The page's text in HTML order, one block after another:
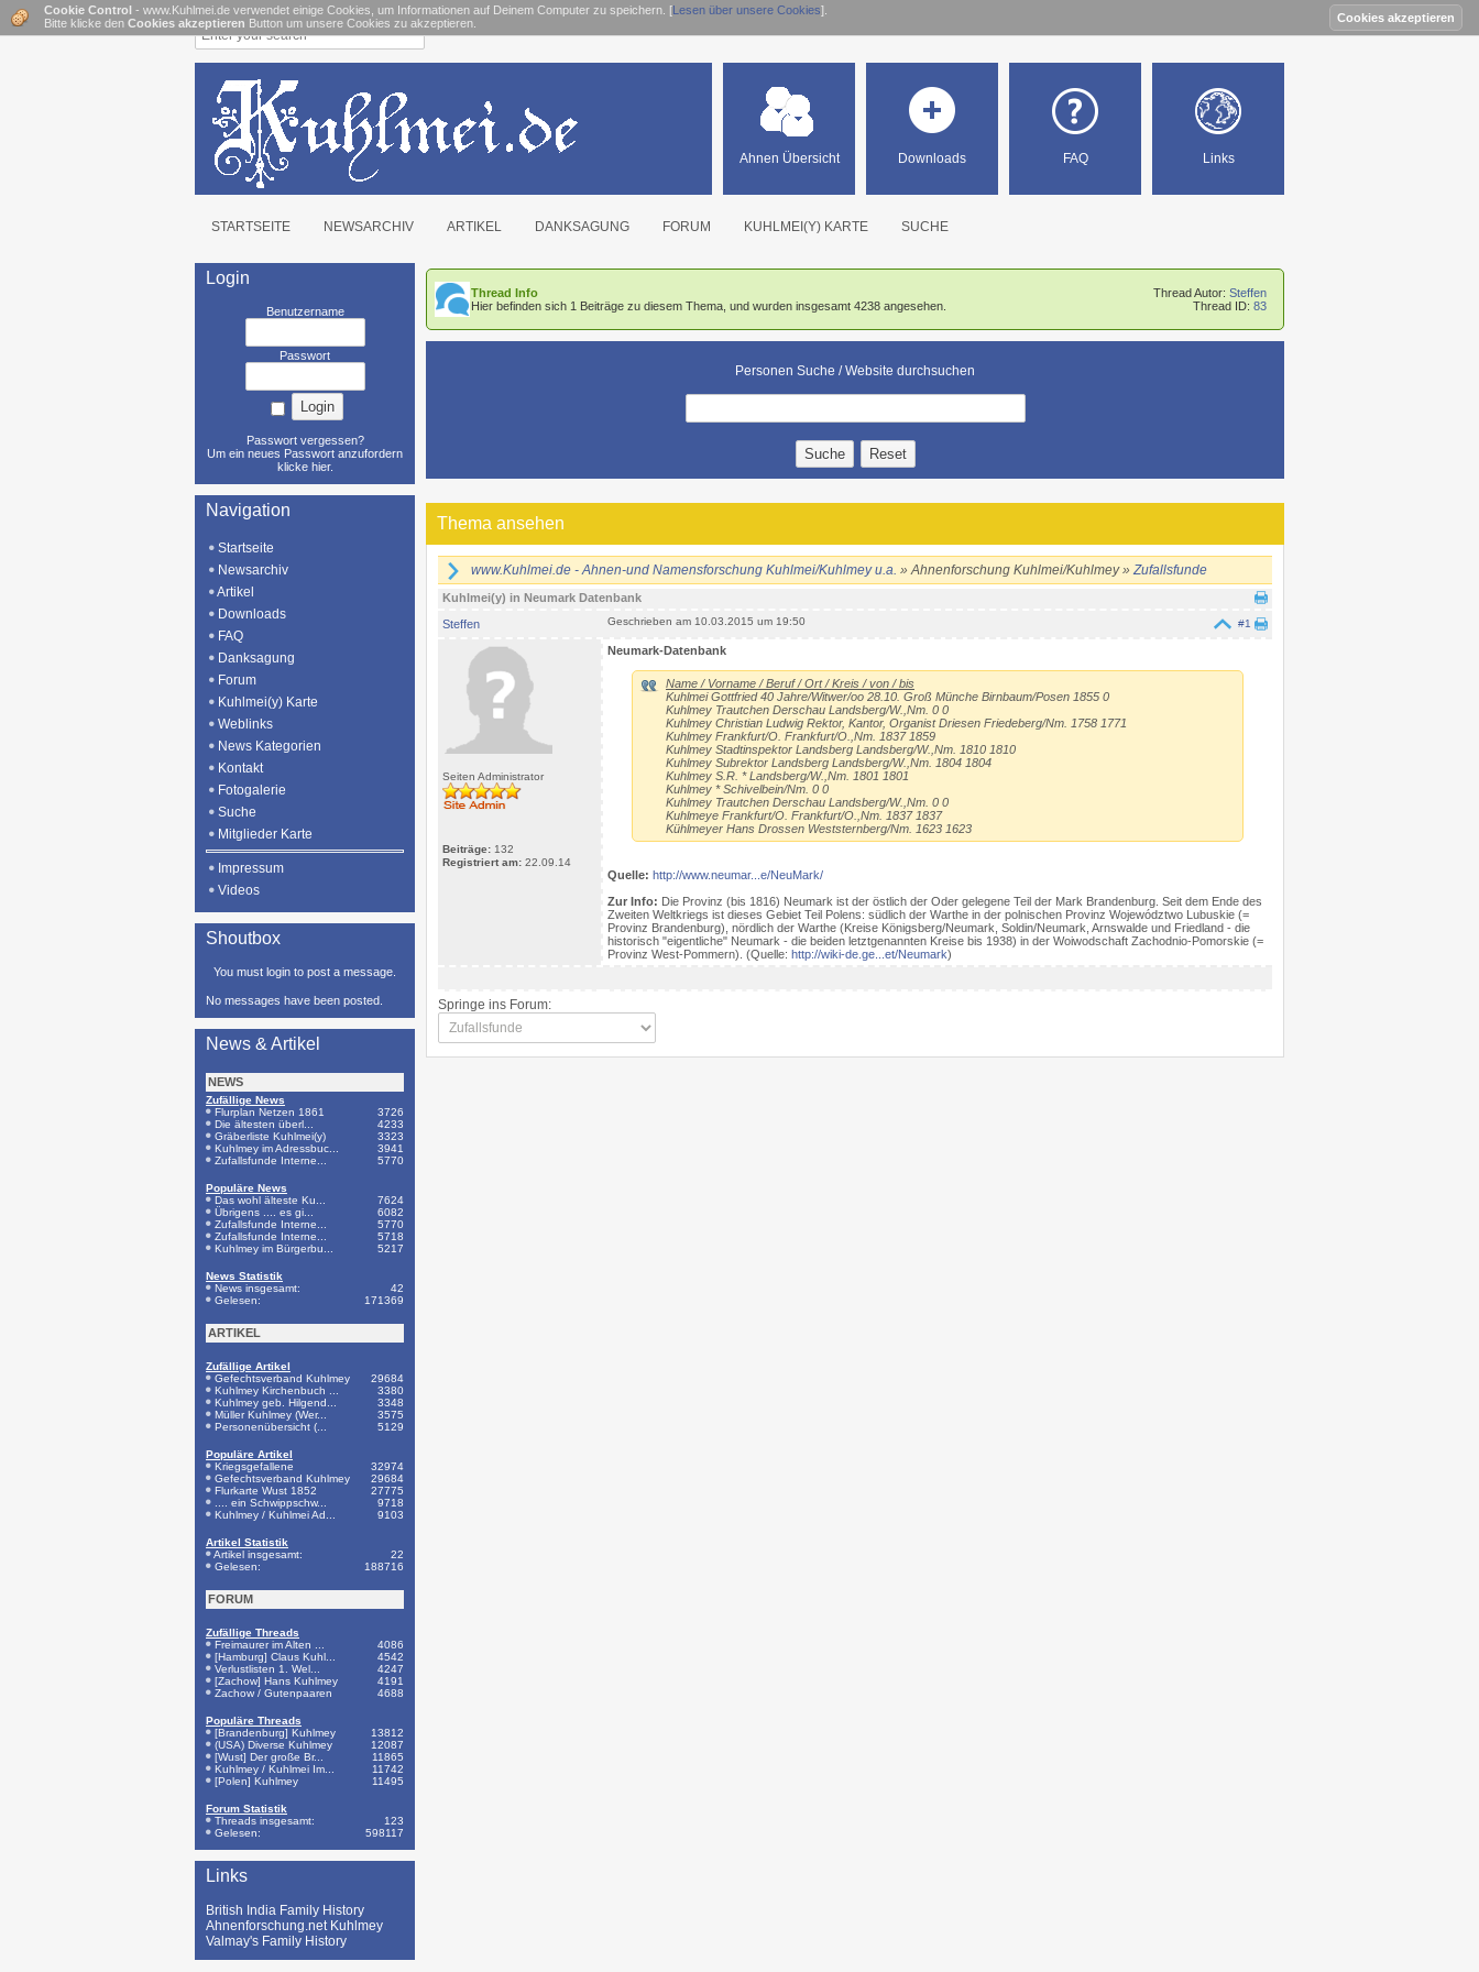
Links
FAQ
Downloads
Ahnen Übersicht
STARTSEITE NEWSARCHIV ARTIKEL DANKSAGUNG FORUM KUHLMEI(Y) KARTE SUCHE
Login
Benutzername
Passwort
Passwort vergessen?
Um ein neues Passwort anzufordern
klicke hier.
Navigation
Startseite
Newsarchiv
Artikel
Downloads
FAQ
Danksagung
Forum
Kuhlmei(y) Karte
Weblinks
News Kategorien
Kontakt
Fotogalerie
Suche
Mitglieder Karte
Impressum
Videos
Shoutbox
You must login to post a message.
No messages have been posted.
News & Artikel
NEWS
Zufällige News
Flurplan Netzen 1861
3726
Die ältesten überl...
4233
Gräberliste Kuhlmei(y)
3323
Kuhlmey im Adressbuc...
3941
Zufallsfunde Interne...
5770
Populäre News
Das wohl älteste Ku...
7624
Übrigens .... es gi...
6082
Zufallsfunde Interne...
5770
Zufallsfunde Interne...
5718
Kuhlmey im Bürgerbu...
5217
News Statistik
News insgesamt:
42
Gelesen:
171369
ARTIKEL
Zufällige Artikel
Gefechtsverband Kuhlmey
29684
Kuhlmey Kirchenbuch ...
3380
Kuhlmey geb. Hilgend...
3348
Müller Kuhlmey (Wer...
3575
Personenübersicht (...
5129
Populäre Artikel
Kriegsgefallene
32974
Gefechtsverband Kuhlmey
29684
Flurkarte Wust 1852
27775
.... ein Schwippschw...
9718
Kuhlmey / Kuhlmei Ad...
9103
Artikel Statistik
Artikel insgesamt:
22
Gelesen:
188716
FORUM
Zufällige Threads
Freimaurer im Alten ...
4086
[Hamburg] Claus Kuhl...
4542
Verlustlisten 1. Wel...
4247
[Zachow] Hans Kuhlmey
4191
Zachow / Gutenpaaren
4688
Populäre Threads
[Brandenburg] Kuhlmey
13812
(USA) Diverse Kuhlmey
12087
[Wust] Der große Br...
11865
Kuhlmey / Kuhlmei Im...
11742
[Polen] Kuhlmey
11495
Forum Statistik
Threads insgesamt:
123
Gelesen:
598117
Links
British India Family History
Ahnenforschung.net Kuhlmey
Valmay's Family History
Thread Autor: Steffen
Thread ID: 83
Thread Info
Hier befinden sich 1 Beiträge zu diesem Thema, und wurden insgesamt 4238 angesehen.
Personen Suche / Website durchsuchen
Thema ansehen
www.Kuhlmei.de - Ahnen-und Namensforschung Kuhlmei/Kuhlmey u.a. » Ahnenforschung Kuhlmei/Kuhlmey »Zufallsfunde
Kuhlmei(y) in Neumark Datenbank
Steffen
#1
Geschrieben am 10.03.2015 um 19:50
Seiten Administrator
Beiträge: 132
Registriert am: 22.09.14
Neumark-Datenbank
Name / Vorname / Beruf / Ort / Kreis / von / bis
Kuhlmei Gottfried 40 Jahre/Witwer/oo 28.10. Groß Münche Birnbaum/Posen 1855 0
Kuhlmey Trautchen Derschau Landsberg/W.,Nm. 0 0
Kuhlmey Christian Ludwig Rektor, Kantor, Organist Driesen Friedeberg/Nm. 1758 1771
Kuhlmey Frankfurt/O. Frankfurt/O.,Nm. 1837 1859
Kuhlmey Stadtinspektor Landsberg Landsberg/W.,Nm. 1810 1810
Kuhlmey Subrektor Landsberg Landsberg/W.,Nm. 1804 1804
Kuhlmey S.R. * Landsberg/W.,Nm. 1801 1801
Kuhlmey * Schivelbein/Nm. 0 0
Kuhlmey Trautchen Derschau Landsberg/W.,Nm. 0 0
Kuhlmeye Frankfurt/O. Frankfurt/O.,Nm. 1837 1837
Kühlmeyer Hans Drossen Weststernberg/Nm. 1623 1623
Quelle: http://www.neumar...e/NeuMark/
Zur Info: Die Provinz (bis 1816) Neumark ist der östlich der Oder gelegene Teil der Mark Brandenburg. Seit dem Ende des
Zweiten Weltkriegs ist dieses Gebiet Teil Polens: südlich der Warthe in der polnischen Provinz Województwo Lubuskie (=
Provinz Brandenburg), nördlich der Warthe (Kreise Königsberg/Neumark, Soldin/Neumark, Arnswalde und Friedland - die
historisch "eigentliche" Neumark - die beiden letztgenannten Kreise bis 1938) in der Woiwodschaft Zachodnio-Pomorskie (=
Provinz West-Pommern). (Quelle: http://wiki-de.ge...et/Neumark)
Springe ins Forum:
Cookie Control - www.Kuhlmei.de verwendet einige Cookies, um Informationen auf Deinem Computer zu speichern. [Lesen über unsere Cookies].
Bitte klicke den Cookies akzeptieren Button um unsere Cookies zu akzeptieren.